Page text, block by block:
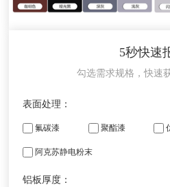
5秒快速
勾选需求规格，快速
表面处理：
氟碳漆 聚酯漆
阿克苏静电粉末
铝板厚度：